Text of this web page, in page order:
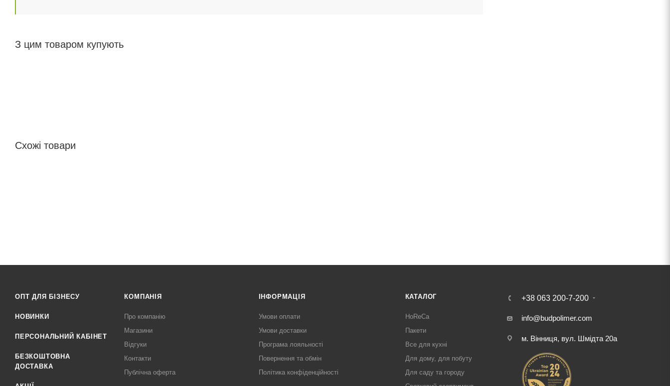
З цим товаром купують
Схожі товари
ОПТ ДЛЯ БІЗНЕСУ
НОВИНКИ
ПЕРСОНАЛЬНИЙ КАБІНЕТ
БЕЗКОШТОВНА
ДОСТАВКА
КОМПАНІЯ
Про компанію
Магазини
Відгуки
Контакти
Публічна оферта
ІНФОРМАЦІЯ
Умови оплати
Умови доставки
Програма лояльності
Повернення та обмін
Політика конфіденційності
КАТАЛОГ
HoReCa
Пакети
Все для кухні
Для дому, для побуту
Для саду та городу
+38 063 200-7-200
info@budpolimer.com
м. Вінниця, вул. Шмідта 20а